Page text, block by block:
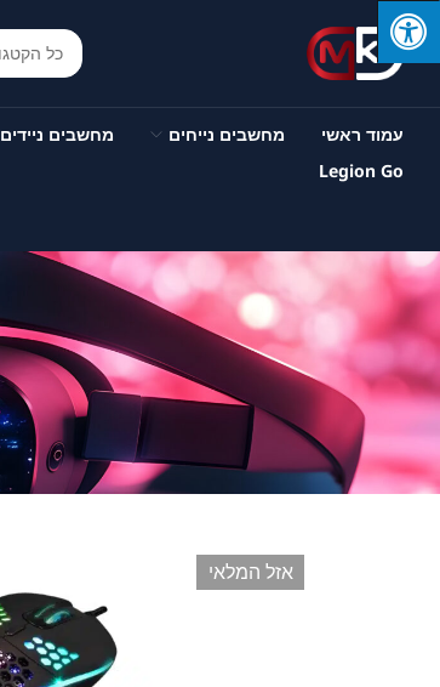
עמוד ראשי מחשבים נייחים מחשבים ניידים
Legion Go
אזל המלאי